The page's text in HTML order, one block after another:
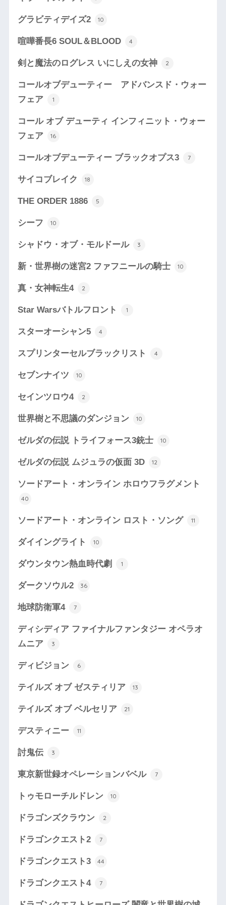
グラビティデイズ2 10
喧嘩番長6 SOUL＆BLOOD 4
剣と魔法のログレス いにしえの女神 2
コールオブデューティー アドバンスド・ウォー
フェア
1
コール オブ デューティ インフィニット・ウォー
フェア
16
コールオブデューティー ブラックオプス3 7
サイコブレイク 18
THE ORDER 1886 5
シーフ 10
シャドウ・オブ・モルドール 3
新・世界樹の迷宮2 ファフニールの騎士 10
真・女神転生4 2
Star Warsバトルフロント 1
スターオーシャン5 4
スプリンターセルブラックリスト 4
セブンナイツ 10
セインツロウ4 2
世界樹と不思議のダンジョン 10
ゼルダの伝説 トライフォース3銃士 10
ゼルダの伝説 ムジュラの仮面 3D 12
ソードアート・オンライン ホロウフラグメント
40
ソードアート・オンライン ロスト・ソング 11
ダイイングライト 10
ダウンタウン熱血時代劇 1
ダークソウル2 36
地球防衛軍4 7
ディシディア ファイナルファンタジー オペラオ
ムニア
3
ディビジョン 6
テイルズ オブ ゼスティリア 13
テイルズ オブ ベルセリア 21
デスティニー 11
討鬼伝 3
東京新世録オペレーションバベル 7
トゥモローチルドレン 10
ドラゴンズクラウン 2
ドラゴンクエスト2 7
ドラゴンクエスト3 44
ドラゴンクエスト4 7